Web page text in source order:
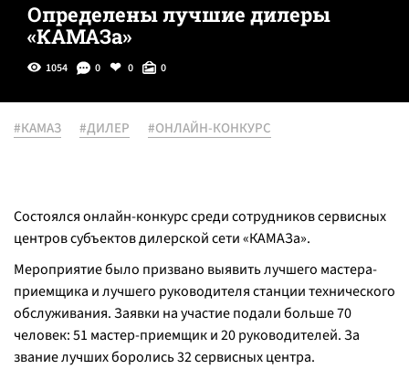
Определены лучшие дилеры
«КАМАЗа»
1054 0 0 0
#КАМАЗ #ДИЛЕР #ОНЛАЙН-КОНКУРС
Состоялся онлайн-конкурс среди сотрудников сервисных
центров субъектов дилерской сети «КАМАЗа».
Мероприятие было призвано выявить лучшего мастера-
приемщика и лучшего руководителя станции технического
обслуживания. Заявки на участие подали больше 70
человек: 51 мастер-приемщик и 20 руководителей. За
звание лучших боролись 32 сервисных центра.